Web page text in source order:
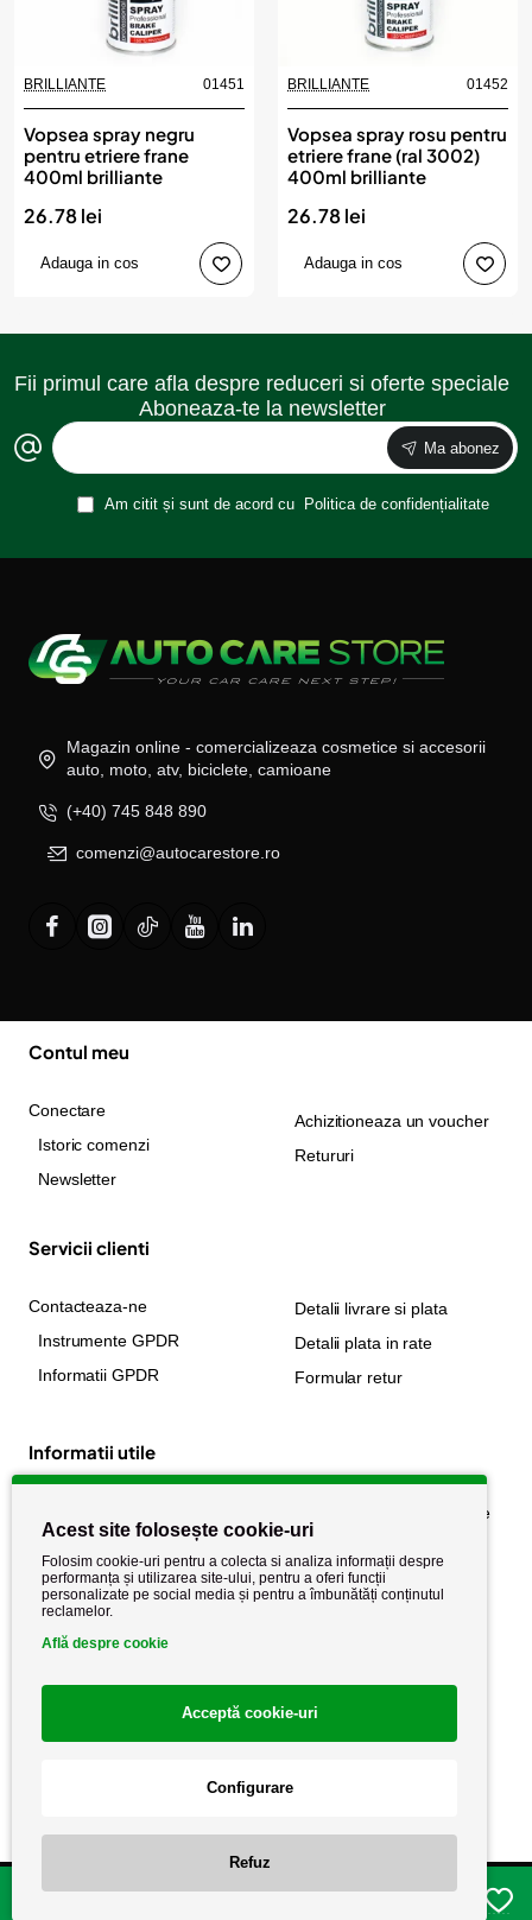
BRILLIANTE 01451
Vopsea spray negru
pentru etriere frane
400ml brilliante
26.78 lei
Adauga in cos
BRILLIANTE 01452
Vopsea spray rosu pentru
etriere frane (ral 3002)
400ml brilliante
26.78 lei
Adauga in cos
Fii primul care afla despre reduceri si oferte speciale
Aboneaza-te la newsletter
Ma abonez
Am citit și sunt de acord cu Politica de confidențialitate
Magazin online - comercializeaza cosmetice si accesorii
auto, moto, atv, biciclete, camioane
(+40) 745 848 890
comenzi@autocarestore.ro
Contul meu
Conectare
Istoric comenzi
Newsletter
Achizitioneaza un voucher
Retururi
Servicii clienti
Contacteaza-ne
Instrumente GPDR
Informatii GPDR
Detalii livrare si plata
Detalii plata in rate
Formular retur
Informatii utile
Politica de cookie
Politica de confidențialitate
Termeni si conditii
Acest site folosește cookie-uri
Folosim cookie-uri pentru a colecta si analiza informații despre
performanța și utilizarea site-ului, pentru a oferi funcții
personalizate pe social media și pentru a îmbunătăți conținutul
reclamelor.
Află despre cookie
Acceptă cookie-uri
Configurare
Refuz